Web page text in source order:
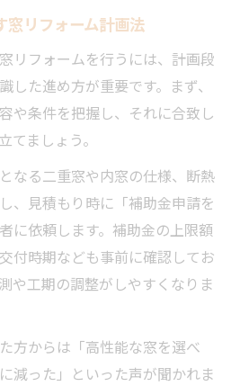
窓リフォーム計画法
リフォームを行うには、計画段
した進め方が重要です。まず、
や条件を把握し、それに合致し
てましょう。
なる二重窓や内窓の仕様、断熱
、見積もり時に「補助金申請を
に依頼します。補助金の上限額
付時期なども事前に確認してお
や工期の調整がしやすくなりま
方からは「高性能な窓を選べ
減った」といった声が聞かれま